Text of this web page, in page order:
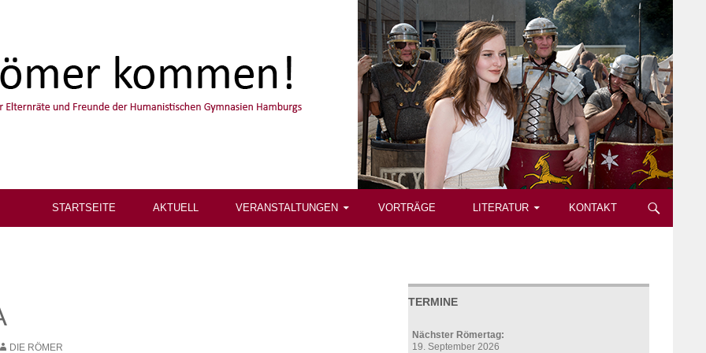
STARTSEITE AKTUELL VERANSTALTUNGEN VORTRÄGE LITERATUR KONTAKT
DIE RÖMER
TERMINE
Nächster Römertag:
19. September 2026